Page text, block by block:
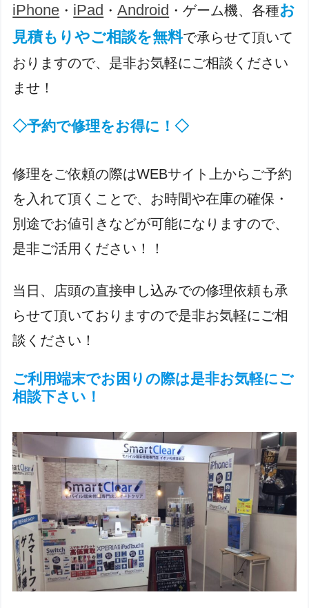
iPhone ・ iPad ・Android ・ゲーム機、各種お
見積もりやご相談を無料で承らせて頂いて
おりますので、是非お気軽にご相談ください
ませ！
◇予約で修理をお得に！◇
修理をご依頼の際はWEBサイト上からご予約
を入れて頂くことで、お時間や在庫の確保・
別途でお値引きなどが可能になりますので、
是非ご活用ください！！
当日、店頭の直接申し込みでの修理依頼も承
らせて頂いておりますので是非お気軽にご相
談ください！
ご利用端末でお困りの際は是非お気軽にご
相談下さい！